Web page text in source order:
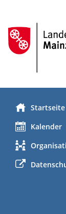
Startseite
Kalender